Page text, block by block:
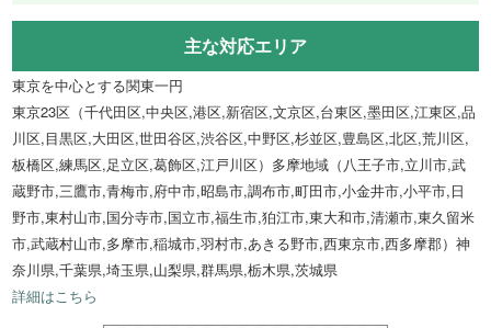
主な対応エリア
東京を中心とする関東一円
東京23区（千代田区,中央区,港区,新宿区,文京区,台東区,墨田区,江東区,品
川区,目黒区,大田区,世田谷区,渋谷区,中野区,杉並区,豊島区,北区,荒川区,
板橋区,練馬区,足立区,葛飾区,江戸川区）多摩地域（八王子市,立川市,武
蔵野市,三鷹市,青梅市,府中市,昭島市,調布市,町田市,小金井市,小平市,日
野市,東村山市,国分寺市,国立市,福生市,狛江市,東大和市,清瀬市,東久留米
市,武蔵村山市,多摩市,稲城市,羽村市,あきる野市,西東京市,西多摩郡）神
奈川県,千葉県,埼玉県,山梨県,群馬県,栃木県,茨城県
詳細はこちら